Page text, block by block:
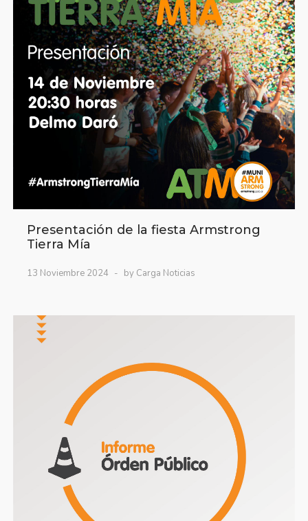
Presentación de la fiesta Armstrong
Tierra Mía
13 Noviembre 2024 by Carga Noticias